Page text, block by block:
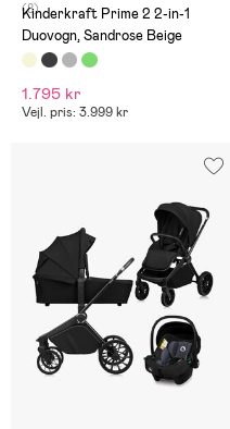
(8)
Kinderkraft Prime 2 2-in-1
Duovogn, Sandrose Beige
1.795 kr
Vejl. pris: 3.999 kr